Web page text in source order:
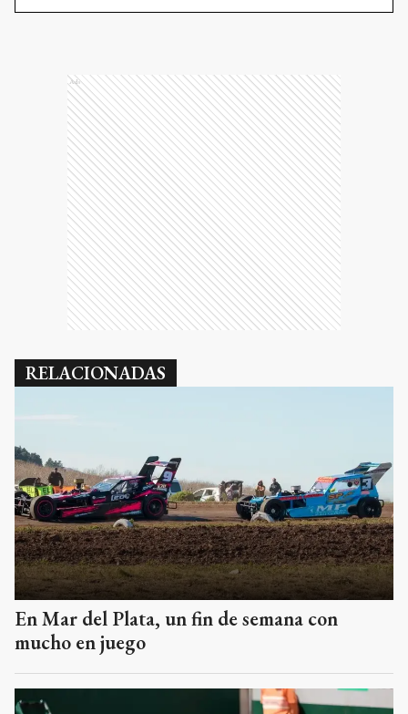
Ads
RELACIONADAS
En Mar del Plata, un fin de semana con
mucho en juego